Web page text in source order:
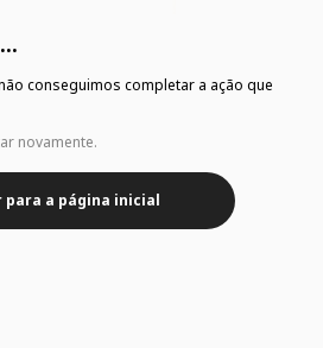
conseguimos completar a ação que
novamente.
para a página inicial